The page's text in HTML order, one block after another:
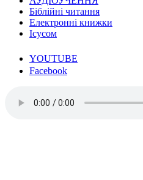
Біблійні читання
Електронні книжки
Ісусом
YOUTUBE
Facebook